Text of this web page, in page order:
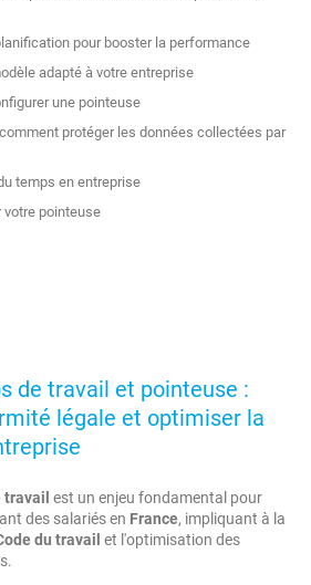
pour booster la performance
adapté à votre entreprise
une pointeuse
protéger les données collectées par
temps en entreprise
votre pointeuse
de travail et pointeuse :
légale et optimiser la
est un enjeu fondamental pour
des salariés en France, impliquant à la
du travail et l'optimisation des